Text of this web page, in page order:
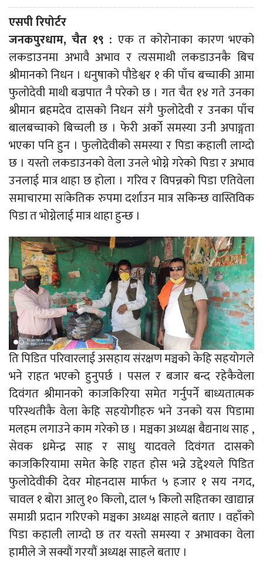
एसपी रिपोर्टर
जनकपुरधाम, चैत १९ : एक त कोरोनाका कारण भएको
लकडाउनमा अभावै अभाव र त्यसमाथी लकडाउनकै बिच
श्रीमानको निधन । धनुषाको पौडेश्वर १ की पाँच बच्चाकी आमा
फुलोदेवी माथी बज्रपात नै परेको छ । गत चैत १४ गते उनका
श्रीमान ब्रहमदेव दासको निधन संगै फुलोदेवी र उनका पाँच
बालबच्चाको बिच्चली छ । फेरी अर्को समस्या उनी अपाङ्गता
भएका पनि हुन । फुलोदेवीको समस्या र पिडा कहाली लाग्दो
छ । यस्तो लकडाउनको वेला उनले भोग्ने गरेको पिडा र अभाव
उनलाई मात्र थाहा छ होला । गरिव र विपन्नको पिडा एतिवेला
समाचारमा सांकेतिक रुपमा दर्शाउन मात्र सकिन्छ वास्तिविक
पिडा त भोग्नेलाई मात्र थाहा हुन्छ ।
ति पिडित परिवारलाई असहाय संरक्षण मञ्चको केहि सहयोगले
भने राहत भएको हुनुपर्छ । पसल र बजार बन्द रहेकैवेला
दिवंगत श्रीमानको काजकिरिया समेत गर्नुपर्ने बाध्यतात्मक
परिस्थतीकै वेला केहि सहयोगीहरु भने उनको यस पिडामा
मलहम लगाउने काम गरेको छ । मञ्चका अध्यक्ष बैद्यनाथ साह ,
सेवक ध्रमेन्द्र साह र साधु यादवले दिवंगत दासको
काजकिरियामा समेत केहि राहत होस भन्ने उद्देश्यले पिडित
फुलोदेवीकी देवर मोहनदास मार्फत ५ हजार १ सय नगद,
चावल १ बोरा आलु १० किलो, दाल ५ किलो सहितका खाद्यान्न
समाग्री प्रदान गरिएको मञ्चका अध्यक्ष साहले बताए । वहाँको
पिडा कहाली लाग्दो छ तर यस्तो समस्या र अभावका वेला
हामीले जे सक्यौं गरयौं अध्यक्ष साहले बताए ।